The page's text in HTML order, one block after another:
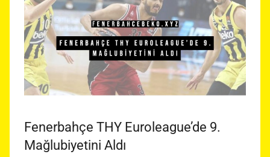
Fenerbahçe THY Euroleague’de 9.
Mağlubiyetini Aldı